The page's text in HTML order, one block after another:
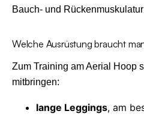
Bauch- und
Welche Ausrüstung braucht
Zum Training am Aerial Hoop
mitbringen:
lange Leggings, am